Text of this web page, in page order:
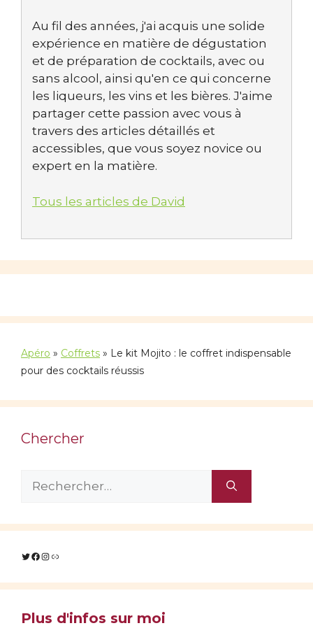
Au fil des années, j'ai acquis une solide
expérience en matière de dégustation
et de préparation de cocktails, avec ou
sans alcool, ainsi qu'en ce qui concerne
les liqueurs, les vins et les bières. J'aime
partager cette passion avec vous à
travers des articles détaillés et
accessibles, que vous soyez novice ou
expert en la matière.
Tous les articles de David
Apéro » Coffrets » Le kit Mojito : le coffret indispensable
pour des cocktails réussis
Chercher
Rechercher :
Twitter
Facebook
Instagram
Lien
Plus d'infos sur moi